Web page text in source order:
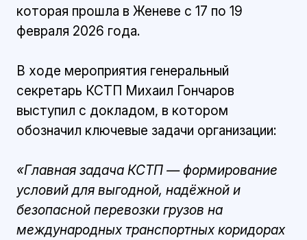
которая прошла в Женеве с 17 по 19
февраля 2026 года.
В ходе мероприятия генеральный
секретарь КСТП Михаил Гончаров
выступил с докладом, в котором
обозначил ключевые задачи организации:
«Главная задача КСТП — формирование
условий для выгодной, надёжной и
безопасной перевозки грузов на
международных транспортных коридорах